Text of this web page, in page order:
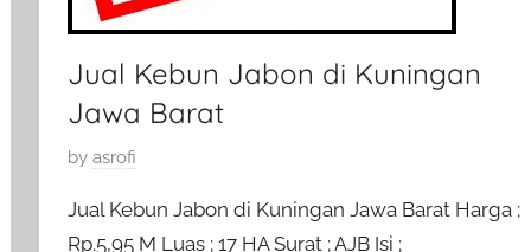
2
Jual Kebun Jabon di Kuningan
Jawa Barat
P
s
byasrofi
Jual Kebun Jabon di Kuningan Jawa Barat Harga ;
Rp.5,95 M Luas ; 17 HA Surat ; AJB Isi ;